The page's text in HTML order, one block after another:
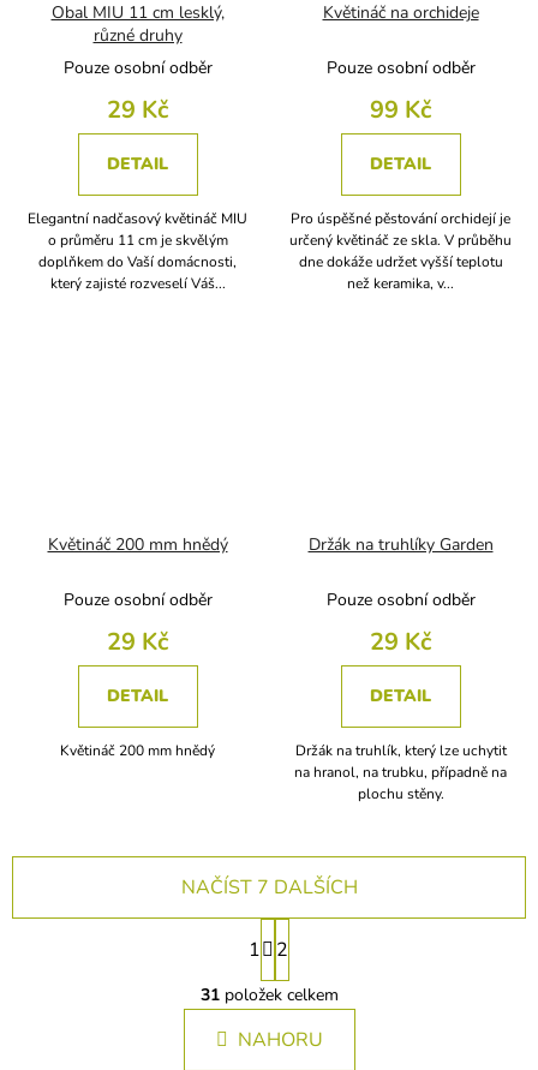
Obal MIU 11 cm lesklý,
různé druhy
Pouze osobní odběr
29 Kč
DETAIL
Elegantní nadčasový květináč MIU
o průměru 11 cm je skvělým
doplňkem do Vaší domácnosti,
který zajisté rozveselí Váš...
Květináč na orchideje
Pouze osobní odběr
99 Kč
DETAIL
Pro úspěšné pěstování orchidejí je
určený květináč ze skla. V průběhu
dne dokáže udržet vyšší teplotu
než keramika, v...
Květináč 200 mm hnědý
Pouze osobní odběr
29 Kč
DETAIL
Květináč 200 mm hnědý
Držák na truhlíky Garden
Pouze osobní odběr
29 Kč
DETAIL
Držák na truhlík, který lze uchytit
na hranol, na trubku, případně na
plochu stěny.
v
l
á
d
NAČÍST 7 DALŠÍCH
S
t
r
á
n
k
1 2
31položek celkem
NAHORU